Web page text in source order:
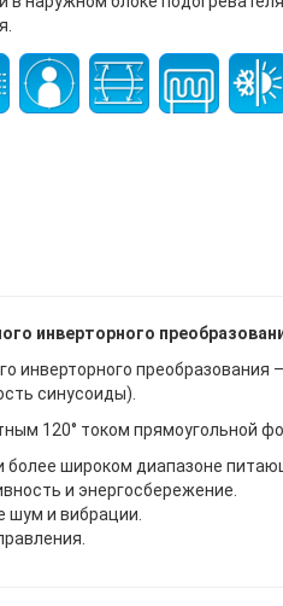
инверторного
инверторного
синусоиды).
120° током прямоугольной
широком диапазоне
и энергосбережение.
шум и вибрации.